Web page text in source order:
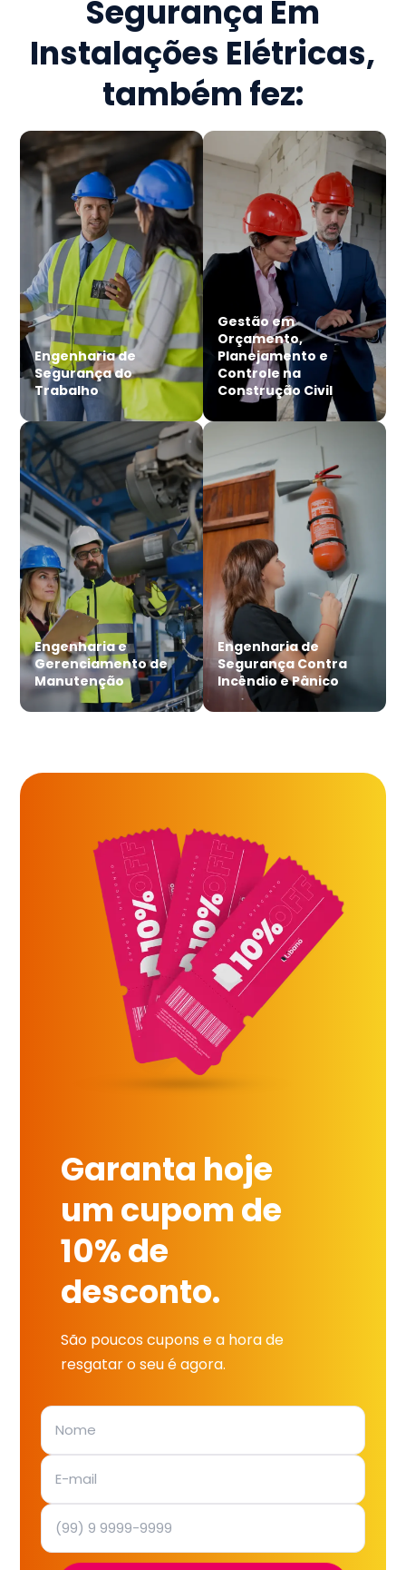
Segurança Em
Instalações Elétricas,
também fez:
Engenharia de
Segurança do
Trabalho
Gestão em
Orçamento,
Planejamento e
Controle na
Construção Civil
Engenharia e
Gerenciamento de
Manutenção
Engenharia de
Segurança Contra
Incêndio e Pânico
Garanta hoje
um cupom de
10% de
desconto.
São poucos cupons e a hora de
resgatar o seu é agora.